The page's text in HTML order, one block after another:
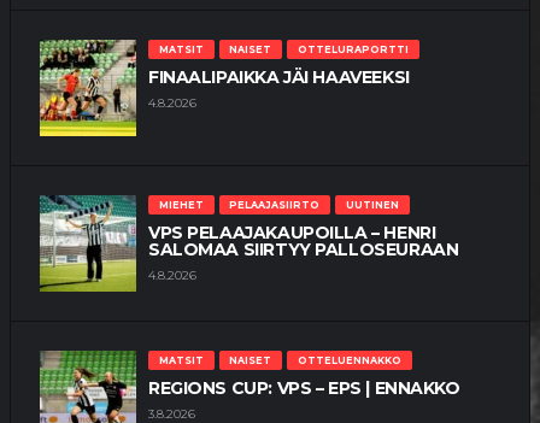
MATSIT NAISET OTTELURAPORTTI
FINAALIPAIKKA JÄI HAAVEEKSI
4.8.2026
MIEHET PELAAJASIIRTO UUTINEN
VPS PELAAJAKAUPOILLA – HENRI
SALOMAA SIIRTYY PALLOSEURAAN
4.8.2026
MATSIT NAISET OTTELUENNAKKO
REGIONS CUP: VPS – EPS | ENNAKKO
3.8.2026